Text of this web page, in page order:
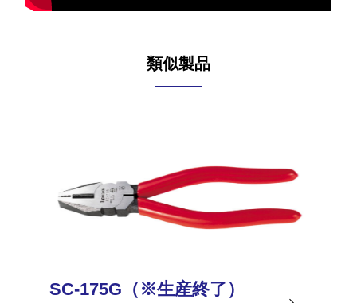
類似製品
SC-175G（※生産終了）